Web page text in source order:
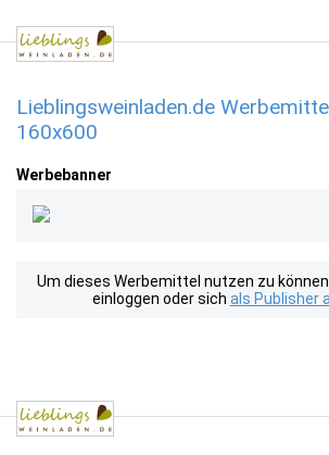
Lieblingsweinladen.de
160x600
Werbebanner
Um dieses Werbemittel nutzen zu
einloggen oder sich als Publisher